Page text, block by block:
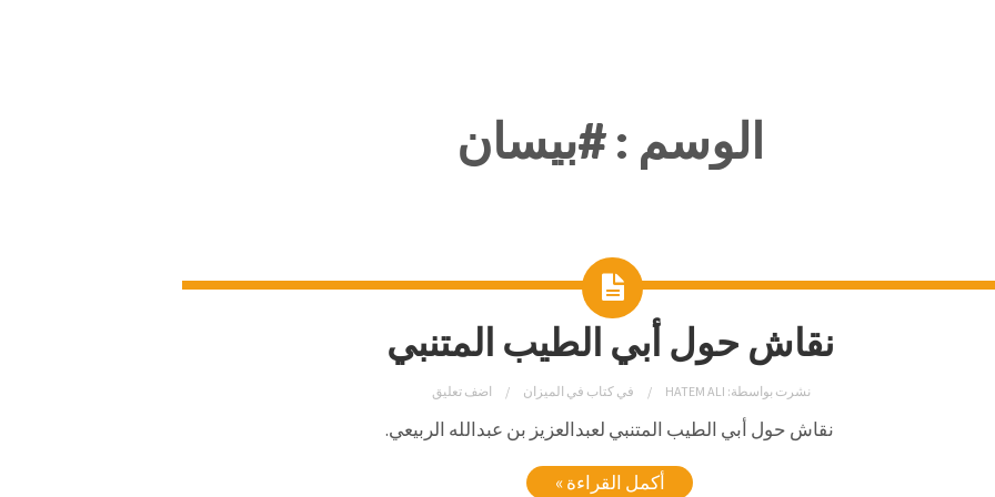
الوسم :#بيسان
نقاش حول أبي الطيب المتنبي
نشرت بواسطة: HATEM ALI فيكتاب في الميزان اضف تعليق
نقاش حول أبي الطيب المتنبي لعبدالعزيز بن عبدالله الربيعي.
أكمل القراءة »